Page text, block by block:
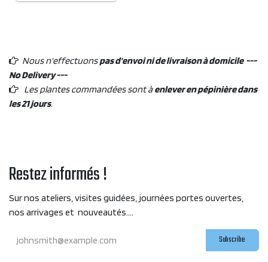
Nous n'effectuonspas d'envoi ni de livraison à domicile ---
No Delivery ---
Les plantes commandées sont àenlever en pépinière dans
les 21 jours.
Restez informés !
Sur nos ateliers, visites guidées, journées portes ouvertes,
nos arrivages et nouveautés....
Subscribe